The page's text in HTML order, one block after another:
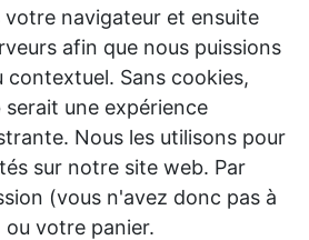
navigateur et ensuite
afin que nous puissions
Sans cookies,
une expérience
Nous les utilisons pour
sur notre site web. Par
(vous n'avez donc pas à
votre panier.